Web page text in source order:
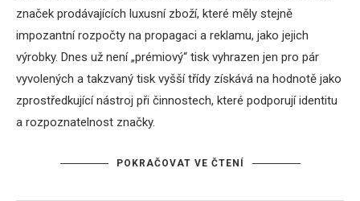
značek prodávajících luxusní zboží, které měly stejně
impozantní rozpočty na propagaci a reklamu, jako jejich
výrobky. Dnes už není „prémiový“ tisk vyhrazen jen pro pár
vyvolených a takzvaný tisk vyšší třídy získává na hodnotě jako
zprostředkující nástroj při činnostech, které podporují identitu
a rozpoznatelnost značky.
POKRAČOVAT VE ČTENÍ